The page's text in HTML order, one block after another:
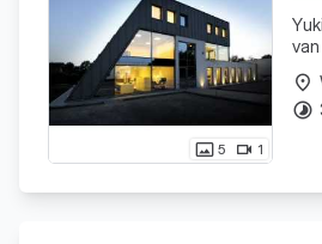
photo_size_select_actual5 videocam 1
Yuki
place
timelapse